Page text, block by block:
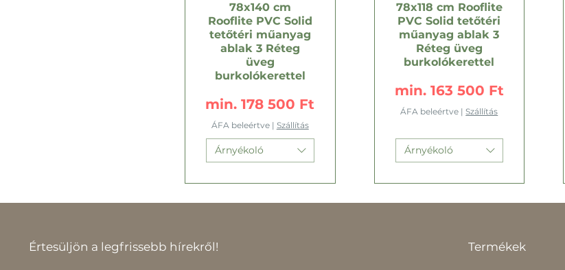
78x140 cm
Rooflite PVC Solid
tetőtéri műanyag
ablak 3 Réteg
üveg
burkolókerettel
min.178 500 Ft
Akciós ár
ÁFA beleértve| Szállítás
Árnyékoló
78x118 cm Rooflite
PVC Solid tetőtéri
műanyag ablak 3
Réteg üveg
burkolókerettel
min. 163 500 Ft
Akciós ár
ÁFA beleértve |Szállítás
Árnyékoló
Értesüljön a legfrissebb hírekről! Termékek